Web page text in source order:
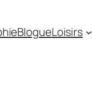
BlogueLoisirs